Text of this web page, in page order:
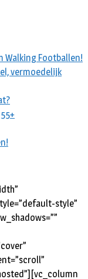
Walking Footballen!
vermoedelijk
style”